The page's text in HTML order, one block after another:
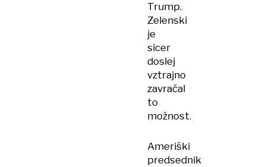
Trump.
Zelenski
je
sicer
doslej
vztrajno
zavračal
to
možnost.
Ameriški
predsednik